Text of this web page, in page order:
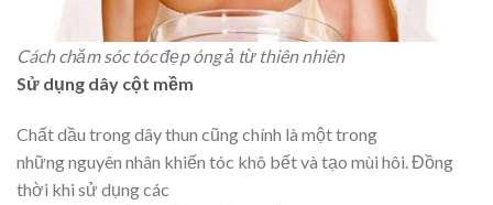
Cách chăm sóc tóc đẹp óng ả từ thiên nhiên
Sử dụng dây cột mềm
Chất dầu trong dây thun cũng chính là một trong
những nguyên nhân khiến tóc khô bết và tạo mùi hôi. Đồng
thời khi sử dụng các